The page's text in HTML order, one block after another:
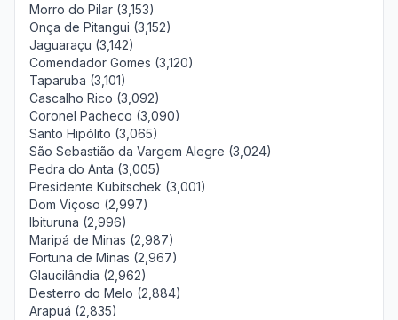
Morro do Pilar (3,153)
Onça de Pitangui (3,152)
Jaguaraçu (3,142)
Comendador Gomes (3,120)
Taparuba (3,101)
Cascalho Rico (3,092)
Coronel Pacheco (3,090)
Santo Hipólito (3,065)
São Sebastião da Vargem Alegre (3,024)
Pedra do Anta (3,005)
Presidente Kubitschek (3,001)
Dom Viçoso (2,997)
Ibituruna (2,996)
Maripá de Minas (2,987)
Fortuna de Minas (2,967)
Glaucilândia (2,962)
Desterro do Melo (2,884)
Arapuá (2,835)